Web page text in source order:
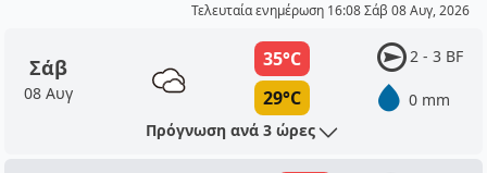
Τελευταία ενημέρωση 16:08 Σάβ 08 Αυγ, 2026
Σάβ
08 Αυγ
35°C
29°C
2 - 3 BF
0 mm
Πρόγνωση ανά 3 ώρες